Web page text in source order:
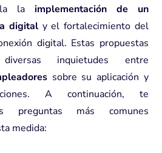
laimplementación de un
digitaly el fortalecimiento del
digital. Estas propuestas
inquietudes entre
sobre su aplicación y
A continuación, te
preguntas más comunes
medida: